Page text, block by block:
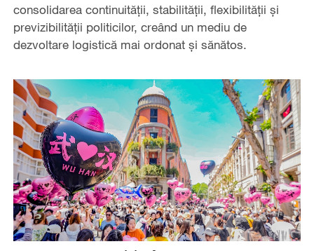
consolidarea continuității, stabilității, flexibilității și
previzibilității politicilor, creând un mediu de
dezvoltare logistică mai ordonat și sănătos.